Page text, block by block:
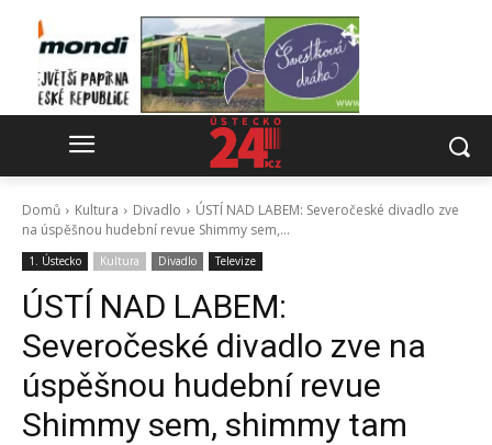
Domů Kultura Divadlo
ÚSTÍ NAD LABEM: Severočeské divadlo zve
na úspěšnou hudební revue Shimmy sem,...
1. Ústecko Kultura Divadlo Televize
ÚSTÍ NAD LABEM:
Severočeské divadlo zve na
úspěšnou hudební revue
Shimmy sem, shimmy tam